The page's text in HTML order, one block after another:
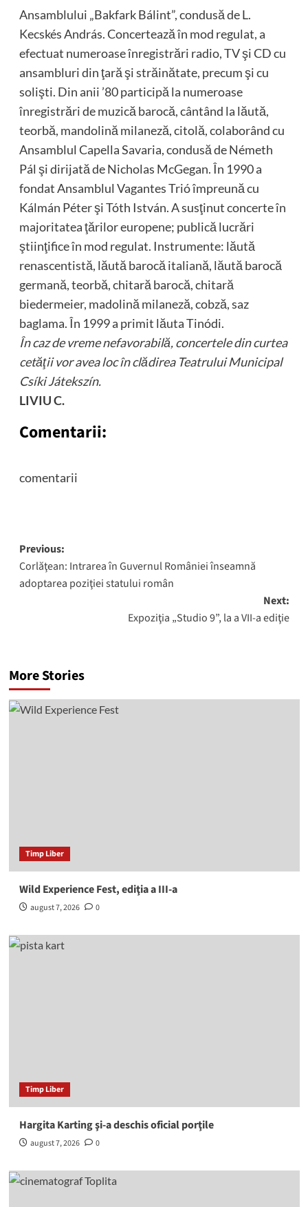
Ansamblului „Bakfark Bálint”, condusă de L.
Kecskés András. Concertează în mod regulat, a
efectuat numeroase înregistrări radio, TV şi CD cu
ansambluri din ţară şi străinătate, precum şi cu
solişti. Din anii ’80 participă la numeroase
înregistrări de muzică barocă, cântând la lăută,
teorbă, mandolină milaneză, citolă, colaborând cu
Ansamblul Capella Savaria, condusă de Németh
Pál şi dirijată de Nicholas McGegan. În 1990 a
fondat Ansamblul Vagantes Trió împreună cu
Kálmán Péter şi Tóth István. A susţinut concerte în
majoritatea ţărilor europene; publică lucrări
ştiinţifice în mod regulat. Instrumente: lăută
renascentistă, lăută barocă italiană, lăută barocă
germană, teorbă, chitară barocă, chitară
biedermeier, madolină milaneză, cobză, saz
baglama. În 1999 a primit lăuta Tinódi.
În caz de vreme nefavorabilă, concertele din curtea
cetăţii vor avea loc în clădirea Teatrului Municipal
Csíki Játekszín.
LIVIU C.
Comentarii:
comentarii
Post
navigation
Previous:
Corlăţean: Intrarea în Guvernul României înseamnă
adoptarea poziţiei statului român
Next:
Expoziţia „Studio 9”, la a VII-a ediţie
More Stories
Timp Liber
Wild Experience Fest, ediţia a III-a
august 7, 2026 0
Timp Liber
Hargita Karting şi-a deschis oficial porţile
august 7, 2026 0